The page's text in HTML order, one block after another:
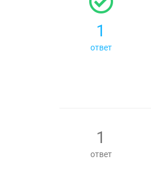
1
ответ
1
ответ